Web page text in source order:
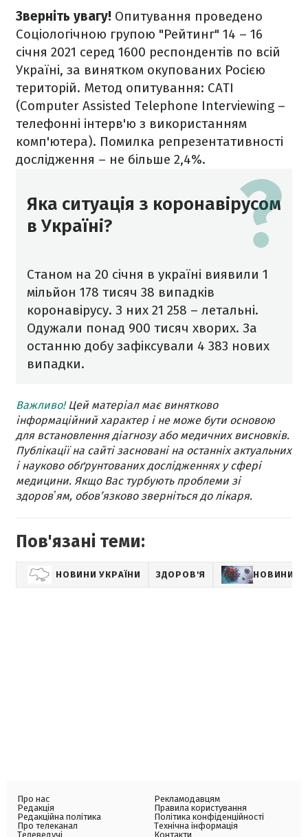
Зверніть увагу! Опитування проведено
Соціологічною групою "Рейтинг" 14 – 16
січня 2021 серед 1600 респондентів по всій
Україні, за винятком окупованих Росією
територій. Метод опитування: CATI
(Computer Assisted Telephone Interviewing –
телефонні інтерв'ю з використанням
комп'ютера). Помилка репрезентативності
дослідження – не більше 2,4%.
Яка ситуація з коронавірусом
в Україні?
Станом на 20 січня в україні виявили 1
мільйон 178 тисяч 38 випадків
коронавірусу. З них 21 258 – летальні.
Одужали понад 900 тисяч хворих. За
останню добу зафіксували 4 383 нових
випадки.
Важливо!Цей матеріал має винятково
інформаційний характер і не може бути основою
для встановлення діагнозу або медичних висновків.
Публікації на сайті засновані на останніх актуальних
і науково обґрунтованих дослідженнях у сфері
медицини. Якщо Вас турбують проблеми зі
здоровʼям, обов’язково зверніться до лікаря.
Пов'язані теми:
НОВИНИ УКРАЇНИ ЗДОРОВ'Я НОВИНИ
Про нас
Редакція
Редакційна політика
Про телеканал
Телеведучі
Рекламодавцям
Правила користування
Політика конфіденційності
Технічна інформація
Контакти